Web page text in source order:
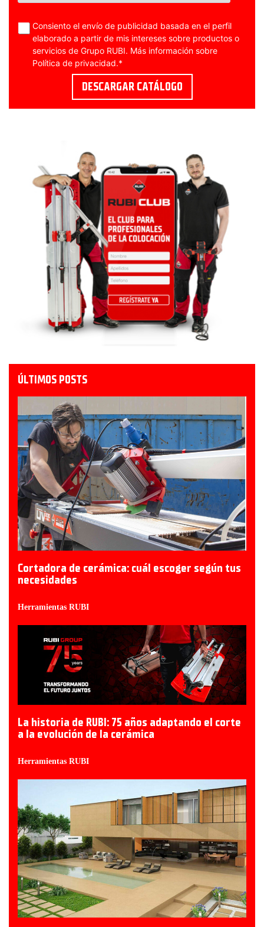
Consiento el envío de publicidad basada en el perfil
elaborado a partir de mis intereses sobre productos o
servicios de Grupo RUBI. Más información sobre
Política de privacidad.*
ÚLTIMOS POSTS
Cortadora de cerámica: cuál escoger según tus
necesidades
Herramientas RUBI
La historia de RUBI: 75 años adaptando el corte
a la evolución de la cerámica
Herramientas RUBI